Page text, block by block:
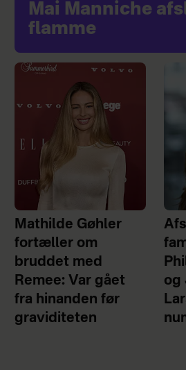
Mai Manniche
flamme
Mathilde Gøhler
fortæller om
bruddet med
Remee: Var gået
fra hinanden før
graviditeten
og